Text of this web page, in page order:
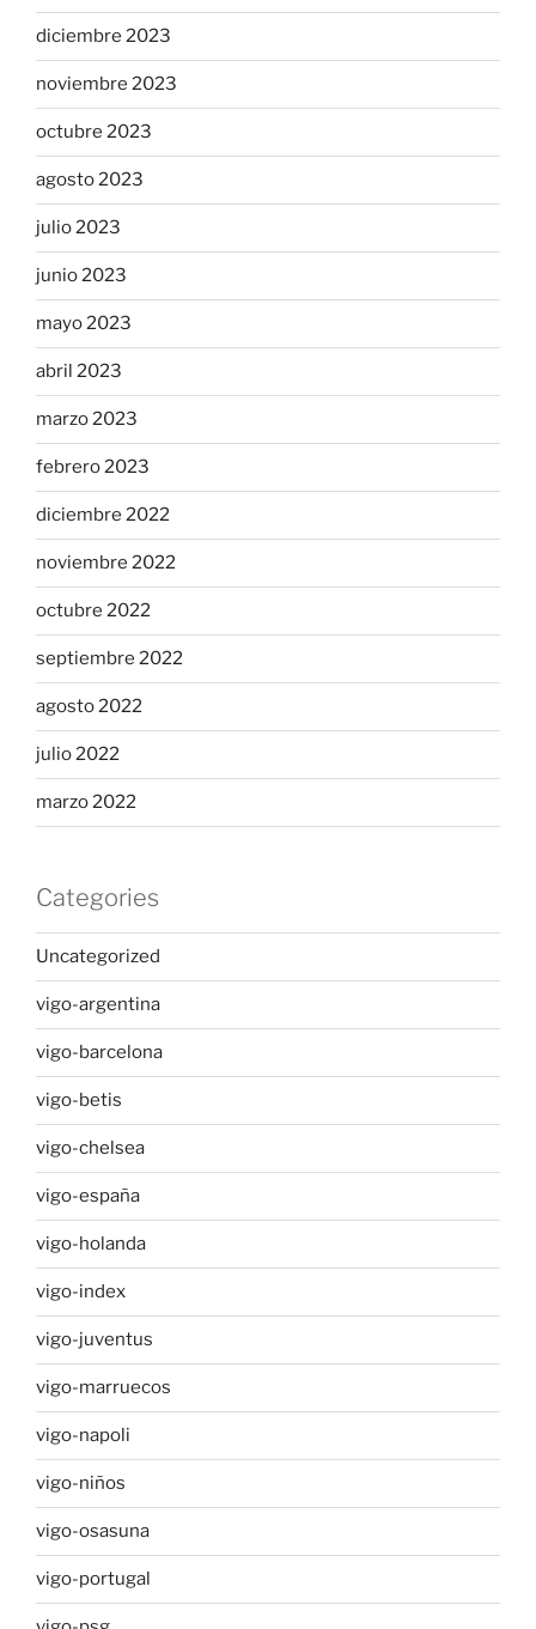
diciembre 2023
noviembre 2023
octubre 2023
agosto 2023
julio 2023
junio 2023
mayo 2023
abril 2023
marzo 2023
febrero 2023
diciembre 2022
noviembre 2022
octubre 2022
septiembre 2022
agosto 2022
julio 2022
marzo 2022
Categories
Uncategorized
vigo-argentina
vigo-barcelona
vigo-betis
vigo-chelsea
vigo-españa
vigo-holanda
vigo-index
vigo-juventus
vigo-marruecos
vigo-napoli
vigo-niños
vigo-osasuna
vigo-portugal